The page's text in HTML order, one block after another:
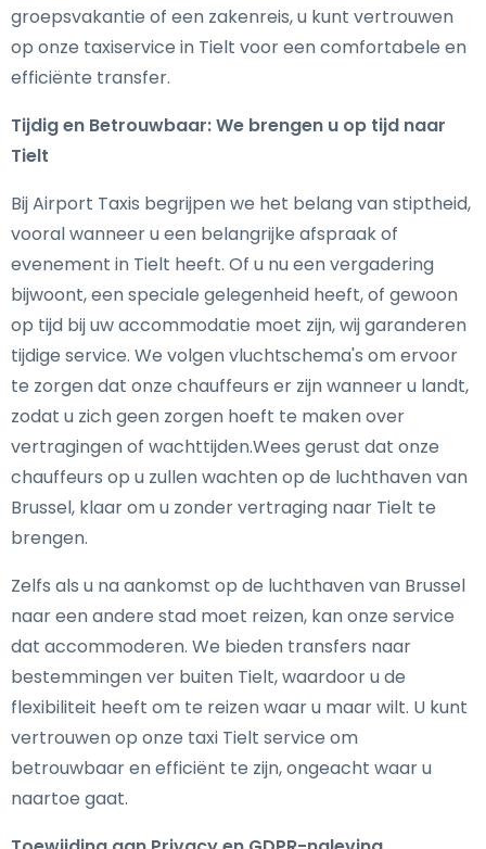
groepsvakantie of een zakenreis, u kunt vertrouwen
op onze taxiservice in Tielt voor een comfortabele en
efficiënte transfer.
Tijdig en Betrouwbaar: We brengen u op tijd naar
Tielt
Bij Airport Taxis begrijpen we het belang van stiptheid,
vooral wanneer u een belangrijke afspraak of
evenement in Tielt heeft. Of u nu een vergadering
bijwoont, een speciale gelegenheid heeft, of gewoon
op tijd bij uw accommodatie moet zijn, wij garanderen
tijdige service. We volgen vluchtschema's om ervoor
te zorgen dat onze chauffeurs er zijn wanneer u landt,
zodat u zich geen zorgen hoeft te maken over
vertragingen of wachttijden.Wees gerust dat onze
chauffeurs op u zullen wachten op de luchthaven van
Brussel, klaar om u zonder vertraging naar Tielt te
brengen.
Zelfs als u na aankomst op de luchthaven van Brussel
naar een andere stad moet reizen, kan onze service
dat accommoderen. We bieden transfers naar
bestemmingen ver buiten Tielt, waardoor u de
flexibiliteit heeft om te reizen waar u maar wilt. U kunt
vertrouwen op onze taxi Tielt service om
betrouwbaar en efficiënt te zijn, ongeacht waar u
naartoe gaat.